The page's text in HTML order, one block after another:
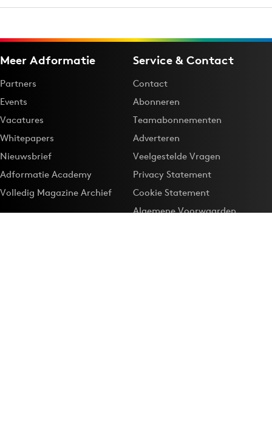
Meer Adformatie
Partners
Events
Vacatures
Whitepapers
Nieuwsbrief
Adformatie Academy
Volledig Magazine Archief
Service & Contact
Contact
Abonneren
Teamabonnementen
Adverteren
Veelgestelde Vragen
Privacy Statement
Cookie Statement
Algemene Voorwaarden